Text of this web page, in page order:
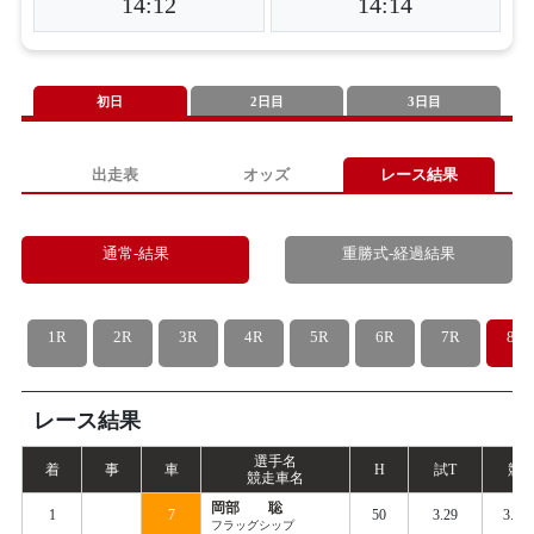
初日 2日目 3日目
出走表 オッズ レース結果
通常-結果 重勝式-経過結果
1R 2R 3R 4R 5R 6R 7R 8R
レース結果
着 事 車
選手名
競走車名
H 試T 競
1 7 岡部 聡
フラッグシップ
50 3.29 3.403